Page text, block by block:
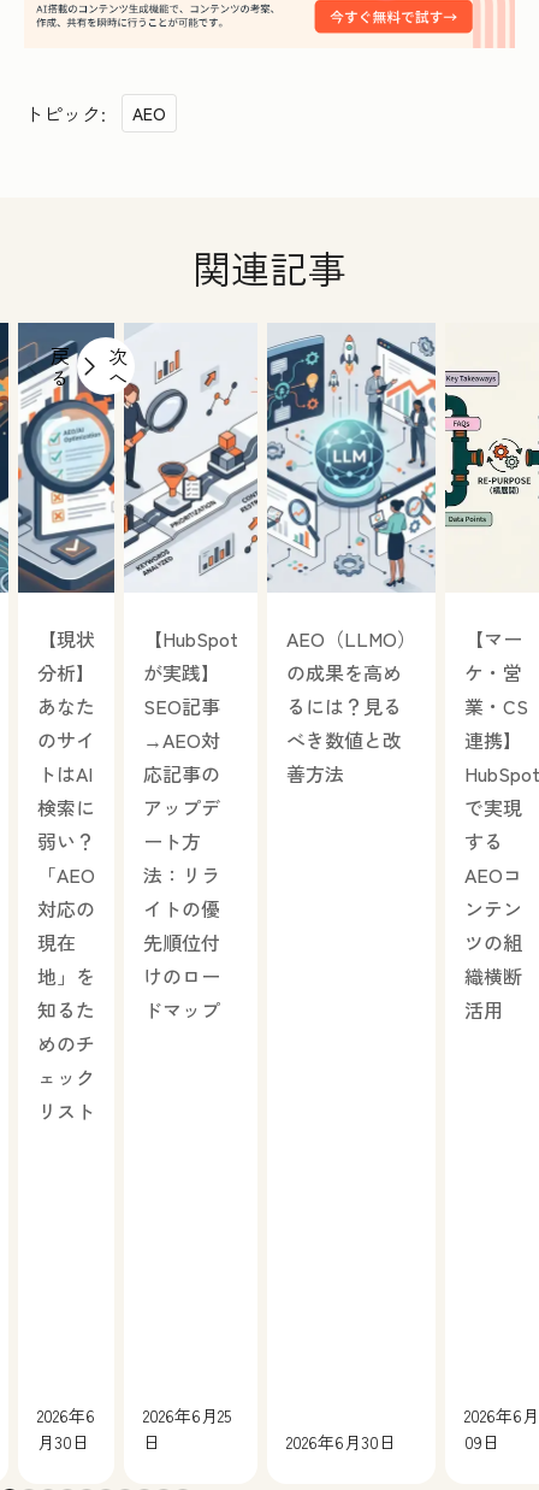
トピック: AEO
関連記事
戻
る
次
へ
【現状
分析】
あなた
のサイ
トはAI
検索に
弱い？
「AEO
対応の
現在
地」を
知るた
めのチ
ェック
リスト
2026年6
月30日
【HubSpot
が実践】
SEO記事
→AEO対
応記事の
アップデ
ート方
法：リラ
イトの優
先順位付
けのロー
ドマップ
2026年6月25
日
AEO（LLMO）
の成果を高め
るには？見る
べき数値と改
善方法
2026年6月30日
【マー
ケ・営
業・CS
連携】
HubSpot
で実現
する
AEOコ
ンテン
ツの組
織横断
活用
2026年6月
09日